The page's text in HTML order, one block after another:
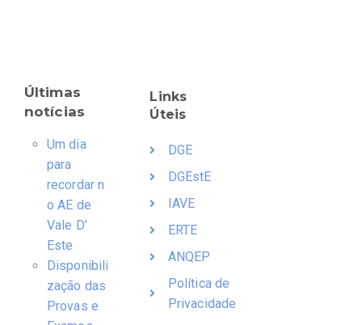
Últimas
notícias
Um dia
para
recordar n
o AE de
Vale D’
Este
Disponibili
zação das
Provas e
Links
Úteis
DGE
DGEstE
IAVE
ERTE
ANQEP
Política de
Privacidade